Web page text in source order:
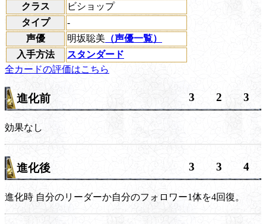
クラス
ビショップ
タイプ
-
声優
明坂聡美 （声優一覧）
入手方法
スタンダード
全カードの評価はこちら
進化前 3 2 3
効果なし
進化後 3 3 4
進化時 自分のリーダーか自分のフォロワー1体を4回復。